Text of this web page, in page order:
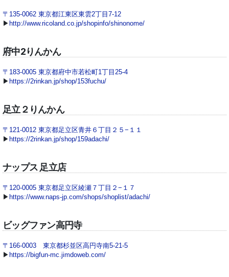
〒135-0062 東京都江東区東雲2丁目7-12
▶ http://www.ricoland.co.jp/shopinfo/shinonome/
府中2りんかん
〒183-0005 東京都府中市若松町1丁目25-4
▶ https://2rinkan.jp/shop/153fuchu/
足立２りんかん
〒121-0012 東京都足立区青井６丁目２５−１１
▶ https://2rinkan.jp/shop/159adachi/
ナップス 足立店
〒120-0005 東京都足立区綾瀬７丁目２−１７
▶ https://www.naps-jp.com/shops/shoplist/adachi/
ビッグファン高円寺
〒166-0003 東京都杉並区高円寺南5-21-5
▶ https://bigfun-mc.jimdoweb.com/